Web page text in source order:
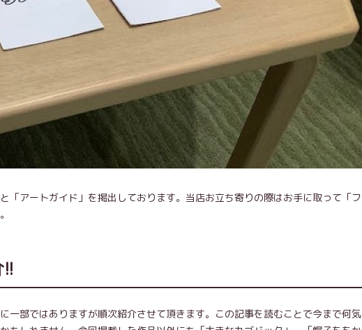
「アートガイド」を掲出しております。当店お立ち寄りの際はお手に取って「フ
一部ではありますが順次紹介させて頂きます。この記事を読むことで今まで何気